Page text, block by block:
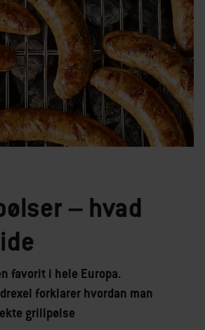
– hvad
favorit i hele Europa.
forklarer hvordan man
grillpølse